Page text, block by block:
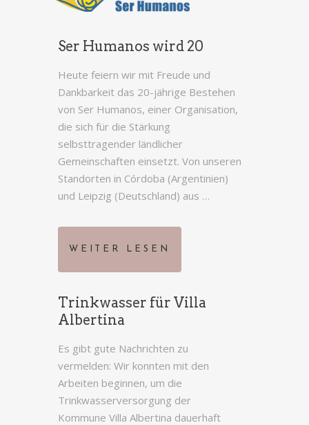
Ser Humanos wird 20
Heute feiern wir mit Freude und
Dankbarkeit das 20-jährige Bestehen
von Ser Humanos, einer Organisation,
die sich für die Stärkung
selbsttragender ländlicher
Gemeinschaften einsetzt. Von unseren
Standorten in Córdoba (Argentinien)
und Leipzig (Deutschland) aus …
WEITER LESEN
Trinkwasser für Villa
Albertina
Es gibt gute Nachrichten zu
vermelden: Wir konnten mit den
Arbeiten beginnen, um die
Trinkwasserversorgung der
Kommune Villa Albertina dauerhaft